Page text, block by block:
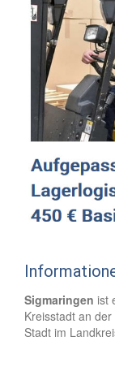
Sigmaringen ist
Kreisstadt an
Stadt im